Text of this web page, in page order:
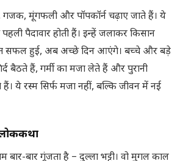
गजक, मूंगफली और पॉपकॉर्न चढ़ाए जाते हैं। ये
पैदावार होती हैं। इन्हें जलाकर किसान
सफल हुई, अब अच्छे दिन आएंगे। बच्चे और बड़े
बैठते हैं, गर्मी का मजा लेते हैं और पुरानी
हैं। ये रस्म सिर्फ मजा नहीं, बल्कि जीवन में नई
लोककथा
बार-बार गूंजता है – दुल्ला भट्टी। वो मुगल काल